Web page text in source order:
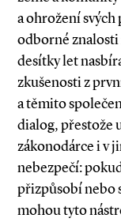
a ohrožení svých
odborné
desítky let
zkušenosti z
a těmito
dialog, přestože
zákonodárce i v
nebezpečí:
přizpůsobí nebo
mohou tyto